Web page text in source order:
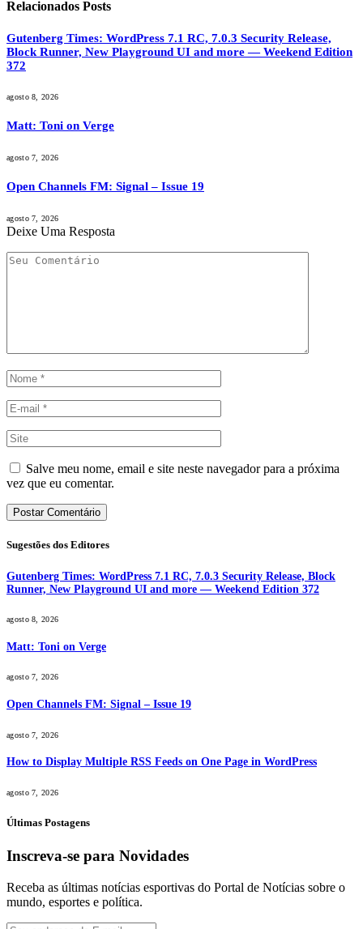
Relacionados Posts
Gutenberg Times: WordPress 7.1 RC, 7.0.3 Security Release,
Block Runner, New Playground UI and more — Weekend Edition
372
agosto 8, 2026
Matt: Toni on Verge
agosto 7, 2026
Open Channels FM: Signal – Issue 19
agosto 7, 2026
Deixe Uma Resposta
Salve meu nome, email e site neste navegador para a próxima
vez que eu comentar.
Sugestões dos Editores
Gutenberg Times: WordPress 7.1 RC, 7.0.3 Security Release, Block
Runner, New Playground UI and more — Weekend Edition 372
agosto 8, 2026
Matt: Toni on Verge
agosto 7, 2026
Open Channels FM: Signal – Issue 19
agosto 7, 2026
How to Display Multiple RSS Feeds on One Page in WordPress
agosto 7, 2026
Últimas Postagens
Inscreva-se para Novidades
Receba as últimas notícias esportivas do Portal de Notícias sobre o
mundo, esportes e política.